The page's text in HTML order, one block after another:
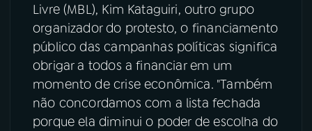
Livre (MBL), Kim Kataguiri, outro grupo
organizador do protesto, o financiamento
público das campanhas políticas significa
obrigar a todos a financiar em um
momento de crise econômica. "Também
não concordamos com a lista fechada
porque ela diminui o poder de escolha do